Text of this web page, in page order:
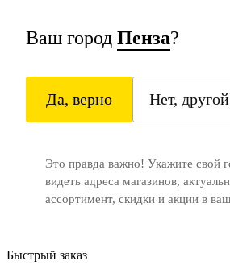
Ваш город Пенза?
Да, верно Нет,
Это правда важно! Укажите свой
видеть адреса магазинов,
ассортимент, скидки и акции в
Быстрый заказ